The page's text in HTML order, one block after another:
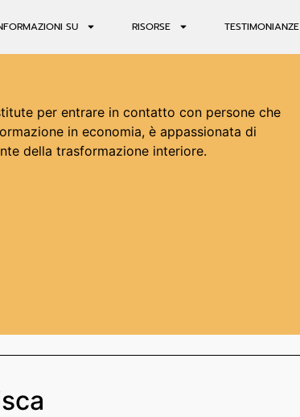
SU RISORSE TESTIMONIANZE
per entrare in contatto con persone che
in economia, è appassionata di
della trasformazione interiore.